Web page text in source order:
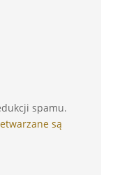
spamu.
są